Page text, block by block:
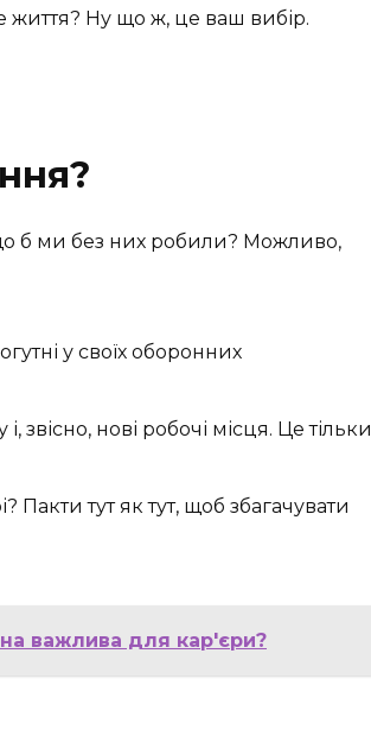
життя? Ну що ж, це ваш вибір.
б ми без них робили? Можливо,
у своїх оборонних
звісно, нові робочі місця. Це тільки
Пакти тут як тут, щоб збагачувати
важлива для кар'єри?